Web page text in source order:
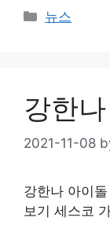
Categories
뉴스
강한
2021-11-08
강한나 아이
보기 세스코